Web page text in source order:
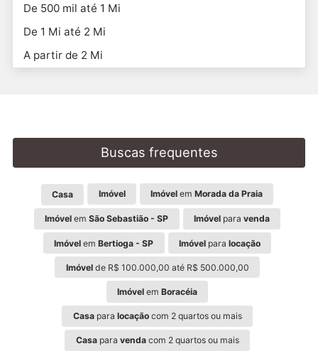
De 500 mil até 1 Mi
De 1 Mi até 2 Mi
A partir de 2 Mi
Buscas frequentes
Casa Imóvel Imóvelem Morada da Praia
Imóvel emSão Sebastião - SP Imóvelpara venda
Imóvel emBertioga - SP Imóvelpara locação
Imóvelde R$ 100.000,00 até R$ 500.000,00
Imóvel em Boracéia
Casapara locaçãocom 2 quartos ou mais
Casapara vendacom 2 quartos ou mais